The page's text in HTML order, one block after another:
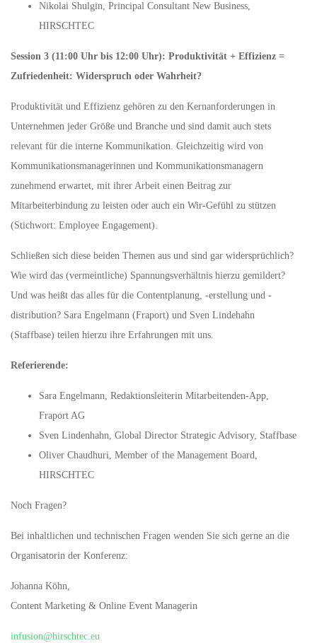
Nikolai Shulgin, Principal Consultant New Business,
HIRSCHTEC
Session 3 (11:00 Uhr bis 12:00 Uhr): Produktivität + Effizienz =
Zufriedenheit: Widerspruch oder Wahrheit?
Produktivität und Effizienz gehören zu den Kernanforderungen in
Unternehmen jeder Größe und Branche und sind damit auch stets
relevant für die interne Kommunikation. Gleichzeitig wird von
Kommunikationsmanagerinnen und Kommunikationsmanagern
zunehmend erwartet, mit ihrer Arbeit einen Beitrag zur
Mitarbeiterbindung zu leisten oder auch ein Wir-Gefühl zu stützen
(Stichwort: Employee Engagement).
Schließen sich diese beiden Themen aus und sind gar widersprüchlich?
Wie wird das (vermeintliche) Spannungsverhältnis hierzu gemildert?
Und was heißt das alles für die Contentplanung, -erstellung und -
distribution? Sara Engelmann (Fraport) und Sven Lindehahn
(Staffbase) teilen hierzu ihre Erfahrungen mit uns.
Referierende:
Sara Engelmann, Redaktionsleiterin Mitarbeitenden-App,
Fraport AG
Sven Lindenhahn, Global Director Strategic Advisory, Staffbase
Oliver Chaudhuri, Member of the Management Board,
HIRSCHTEC
Noch Fragen?
Bei inhaltlichen und technischen Fragen wenden Sie sich gerne an die
Organisatorin der Konferenz:
Johanna Köhn,
Content Marketing & Online Event Managerin
infusion@hirschtec.eu